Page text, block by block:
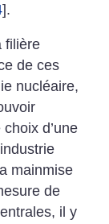
].
filière
de ces
nucléaire,
d’une
mainmise
de
il y